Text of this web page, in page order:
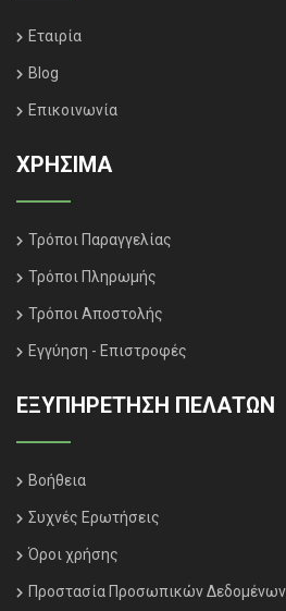
Εταιρία
Blog
Επικοινωνία
ΧΡΗΣΙΜΑ
Τρόποι Παραγγελίας
Τρόποι Πληρωμής
Τρόποι Αποστολής
Εγγύηση - Επιστροφές
ΕΞΥΠΗΡΈΤΗΣΗ ΠΕΛΑΤΏΝ
Βοήθεια
Συχνές Ερωτήσεις
Όροι χρήσης
Προστασία Προσωπικών Δεδομένων